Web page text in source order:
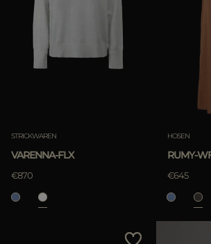
STRICKWAREN
VARENNA-FLX
€870
HOSEN
RUMY-
€645